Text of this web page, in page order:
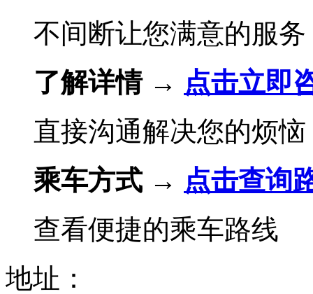
不间断让您满意的服务
了解详情 → 点击立即
直接沟通解决您的烦恼
乘车方式 → 点击查询
查看便捷的乘车路线
地址：